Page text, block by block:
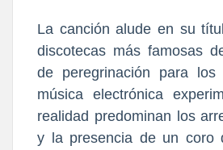
La canción alude en su
discotecas más famosas
de peregrinación para
música electrónica
realidad predominan los
y la presencia de un coro